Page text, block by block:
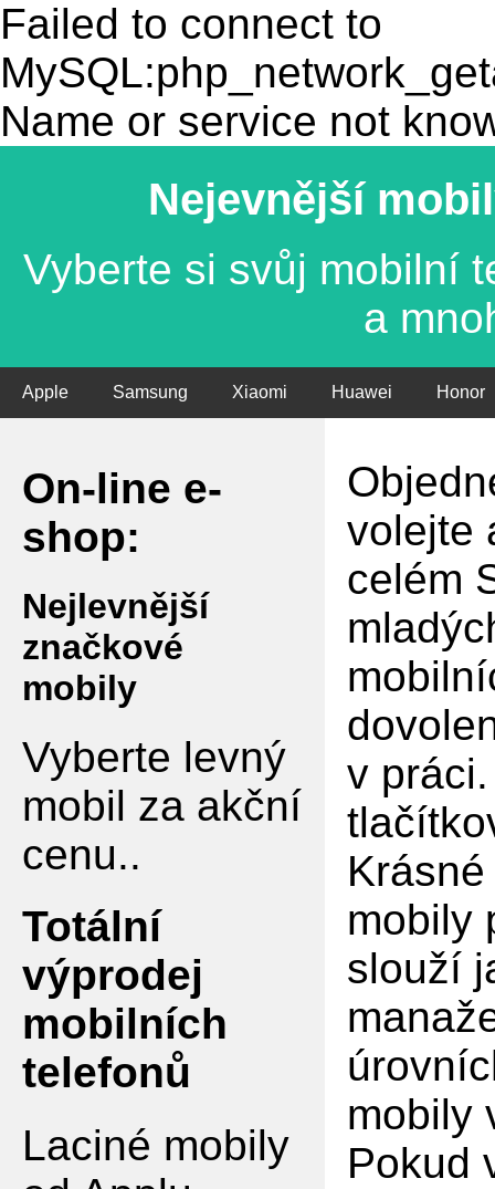
Failed to connect to
Name or service not
Nejevnější
Vyberte si svůj mobilní
a
Apple Samsung Xiaomi Huawei Honor
On-line e-
shop:
Nejlevnější
značkové
mobily
Vyberte levný
mobil za akční
cenu..
Totální
výprodej
mobilních
telefonů
Laciné mobily
volejte
celém
v
mobily
slouží
mobily
Pokud